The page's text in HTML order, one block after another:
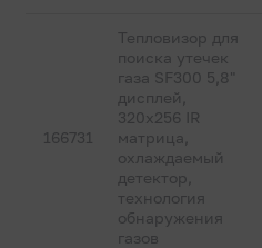
166731
Тепловизор для
поиска утечек
газа SF300 5,8"
дисплей,
320х256 IR
матрица,
охлаждаемый
детектор,
технология
обнаружения
газов